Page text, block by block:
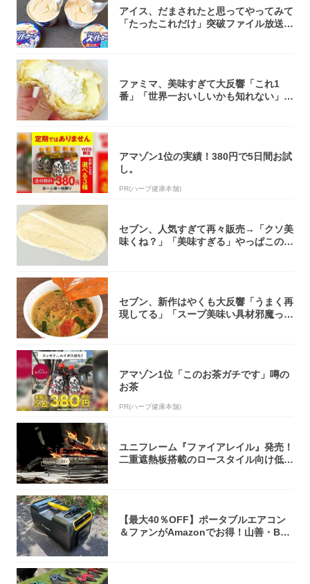
アイス、だまされたと思ってやってみて
「たったこれだけ」突破ファイル放送で
ファミマ、美味すぎて大反響「これ1
番」「世界一おいしいかも知れない」
アマゾン1位の実績！380円で5日間お試
し。
PR(ハーブ健康本舗)
セブン、人気すぎて再々販売→「クソ美
味くね？」「美味すぎる」やっぱこのク
セブン、新作はやくも大反響「うまく再
現してる」「スープ美味い具材邪魔って
アマゾン1位「このお茶ガチです」噂の
お茶
PR(ハーブ健康本舗)
ユニフレーム『ファイアレイル』発売！
二重遮熱板搭載のロースタイル向け低型
【最大40％OFF】ポータブルエアコン
＆ファンがAmazonでお得！山善・Bo